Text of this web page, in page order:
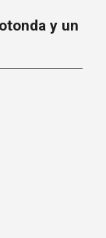
y un